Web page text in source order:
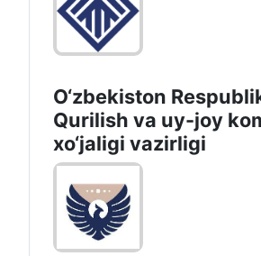
O‘zbekiston
Qurilish va uy-joy
xo‘jaligi vazirligi